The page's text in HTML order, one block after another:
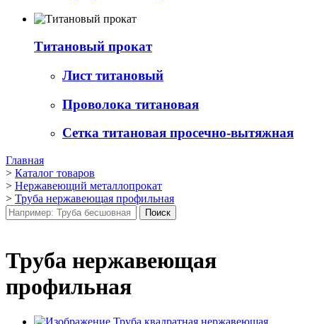
Титановый прокат
Лист титановый
Проволока титановая
Сетка титановая просечно-вытяжная
Главная
> Каталог товаров
> Нержавеющий металлопрокат
> Труба нержавеющая профильная
Труба нержавеющая
профильная